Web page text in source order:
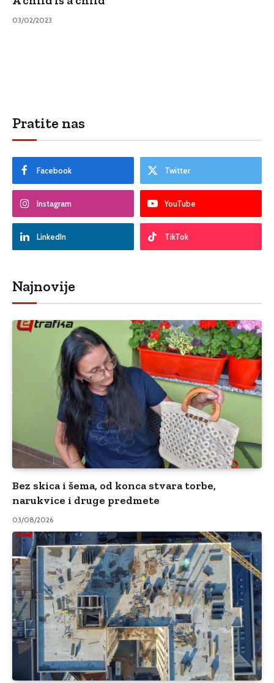
03/02/2023
Pratite nas
Facebook Twitter
Instagram YouTube
LinkedIn TikTok
Najnovije
Bez skica i šema, od konca stvara torbe,
narukvice i druge predmete
03/08/2026